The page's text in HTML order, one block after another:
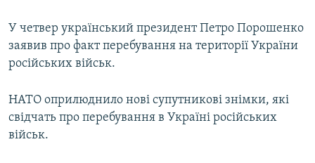
У четвер український президент Петро Порошенко
заявив про факт перебування на території України
російських військ.
НАТО оприлюднило нові супутникові знімки, які
свідчать про перебування в Україні російських
військ.